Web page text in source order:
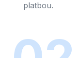
platbou.